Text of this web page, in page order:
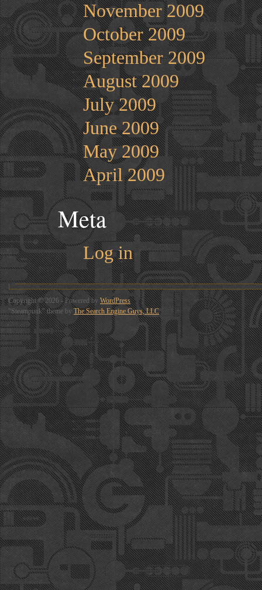
November 2009
October 2009
September 2009
August 2009
July 2009
June 2009
May 2009
April 2009
Meta
Log in
Copyright © 2026 - Powered byWordPress
"Steampunk" theme byThe Search Engine Guys, LLC